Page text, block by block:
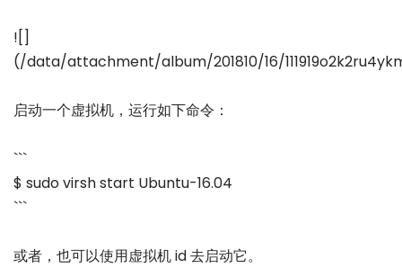
![]
(/data/attachment/album/201810/16/
启动一个虚拟机，运行如下命令：
```
$ sudo virsh start Ubuntu-16.04
```
或者，也可以使用虚拟机 id 去启动它。